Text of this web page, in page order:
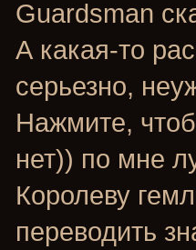
Guardsman
А какая-то
серьезно,
Нажмите,
нет)) по мне
Королеву
переводить